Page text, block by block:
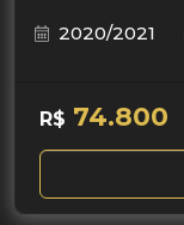
2020/2021
R$ 74.800